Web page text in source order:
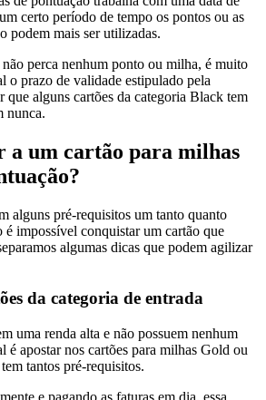
certo período de tempo os pontos ou as
podem mais ser utilizadas.
perca nenhum ponto ou milha, é muito
o prazo de validade estipulado pela
que alguns cartões da categoria Black tem
nunca.
a um cartão para milhas
alguns pré-requisitos um tanto quanto
é impossível conquistar um cartão que
algumas dicas que podem agilizar
da categoria de entrada
uma renda alta e não possuem nenhum
é apostar nos cartões para milhas Gold ou
tantos pré-requisitos.